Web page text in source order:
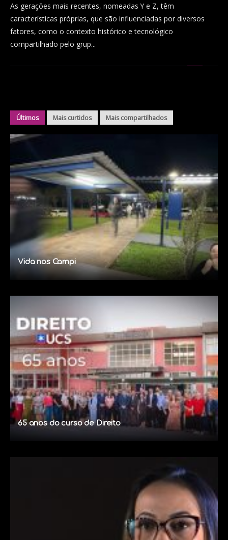
As gerações mais recentes, nomeadas Y e Z, têm
características próprias, que são influenciadas por diversos
fatores, como o contexto histórico e tecnológico
compartilhado pelo grup...
Últimos Mais curtidos Mais compartilhados
Vida nos Campi
65 anos do curso de Direito